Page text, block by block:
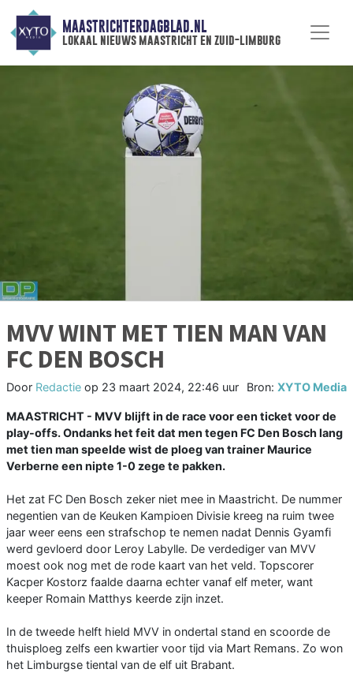
MAASTRICHTERDAGBLAD.NL
lokaal nieuws maastricht en zuid-limburg
MVV WINT MET TIEN MAN VAN
FC DEN BOSCH
Door Redactie op 23 maart 2024, 22:46 uur Bron: XYTO Media
MAASTRICHT - MVV blijft in de race voor een ticket voor de
play-offs. Ondanks het feit dat men tegen FC Den Bosch lang
met tien man speelde wist de ploeg van trainer Maurice
Verberne een nipte 1-0 zege te pakken.
Het zat FC Den Bosch zeker niet mee in Maastricht. De nummer
negentien van de Keuken Kampioen Divisie kreeg na ruim twee
jaar weer eens een strafschop te nemen nadat Dennis Gyamfi
werd gevloerd door Leroy Labylle. De verdediger van MVV
moest ook nog met de rode kaart van het veld. Topscorer
Kacper Kostorz faalde daarna echter vanaf elf meter, want
keeper Romain Matthys keerde zijn inzet.
In de tweede helft hield MVV in ondertal stand en scoorde de
thuisploeg zelfs een kwartier voor tijd via Mart Remans. Zo won
het Limburgse tiental van de elf uit Brabant.